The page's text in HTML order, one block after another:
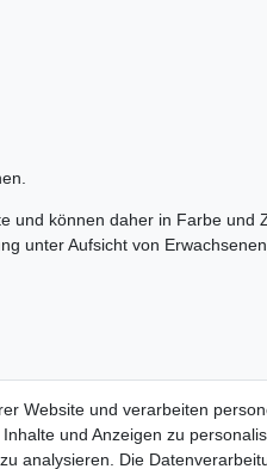
und können daher in Farbe und
unter Aufsicht von Erwachsenen.
Website und verarbeiten
und Anzeigen zu
analysieren. Die